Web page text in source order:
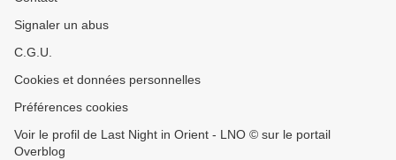
Signaler un abus
C.G.U.
Cookies et données personnelles
Préférences cookies
Voir le profil de Last Night in Orient - LNO © sur le portail
Overblog